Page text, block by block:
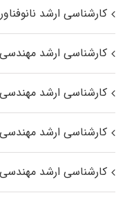
کارشناسی ارشد
کارشناسی ارشد مهندسی
کارشناسی ارشد مهندسی
کارشناسی ارشد
کارشناسی ارشد